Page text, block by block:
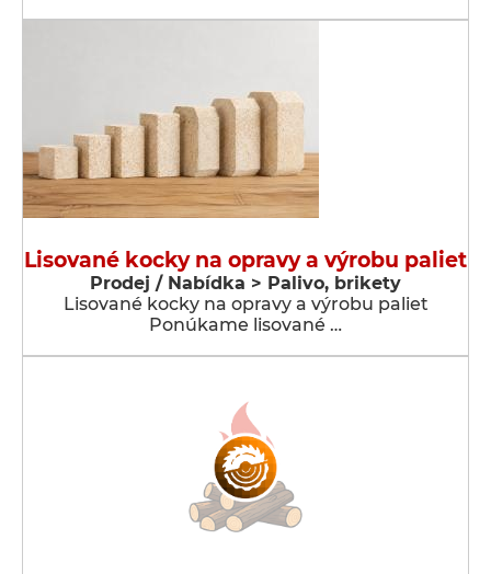
Lisované kocky na opravy a výrobu paliet
Prodej / Nabídka > Palivo, brikety
Lisované kocky na opravy a výrobu paliet
Ponúkame lisované …